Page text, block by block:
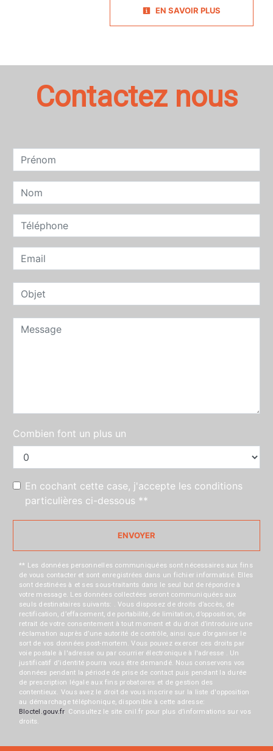
EN SAVOIR PLUS
Contactez nous
Combien font un plus un
En cochant cette case, j'accepte les conditions
particulières ci-dessous **
ENVOYER
** Les données personnelles communiquées sont nécessaires aux fins
de vous contacter et sont enregistrées dans un fichier informatisé. Elles
sont destinées à et ses sous-traitants dans le seul but de répondre à
votre message. Les données collectées seront communiquées aux
seuls destinataires suivants: . Vous disposez de droits d’accès, de
rectification, d’effacement, de portabilité, de limitation, d’opposition, de
retrait de votre consentement à tout moment et du droit d’introduire une
réclamation auprès d’une autorité de contrôle, ainsi que d’organiser le
sort de vos données post-mortem. Vous pouvez exercer ces droits par
voie postale à l'adresse ou par courrier électronique à l'adresse . Un
justificatif d'identité pourra vous être demandé. Nous conservons vos
données pendant la période de prise de contact puis pendant la durée
de prescription légale aux fins probatoires et de gestion des
contentieux. Vous avez le droit de vous inscrire sur la liste d'opposition
au démarchage téléphonique, disponible à cette adresse:
Bloctel.gouv.fr. Consultez le site cnil.fr pour plus d’informations sur vos
droits.